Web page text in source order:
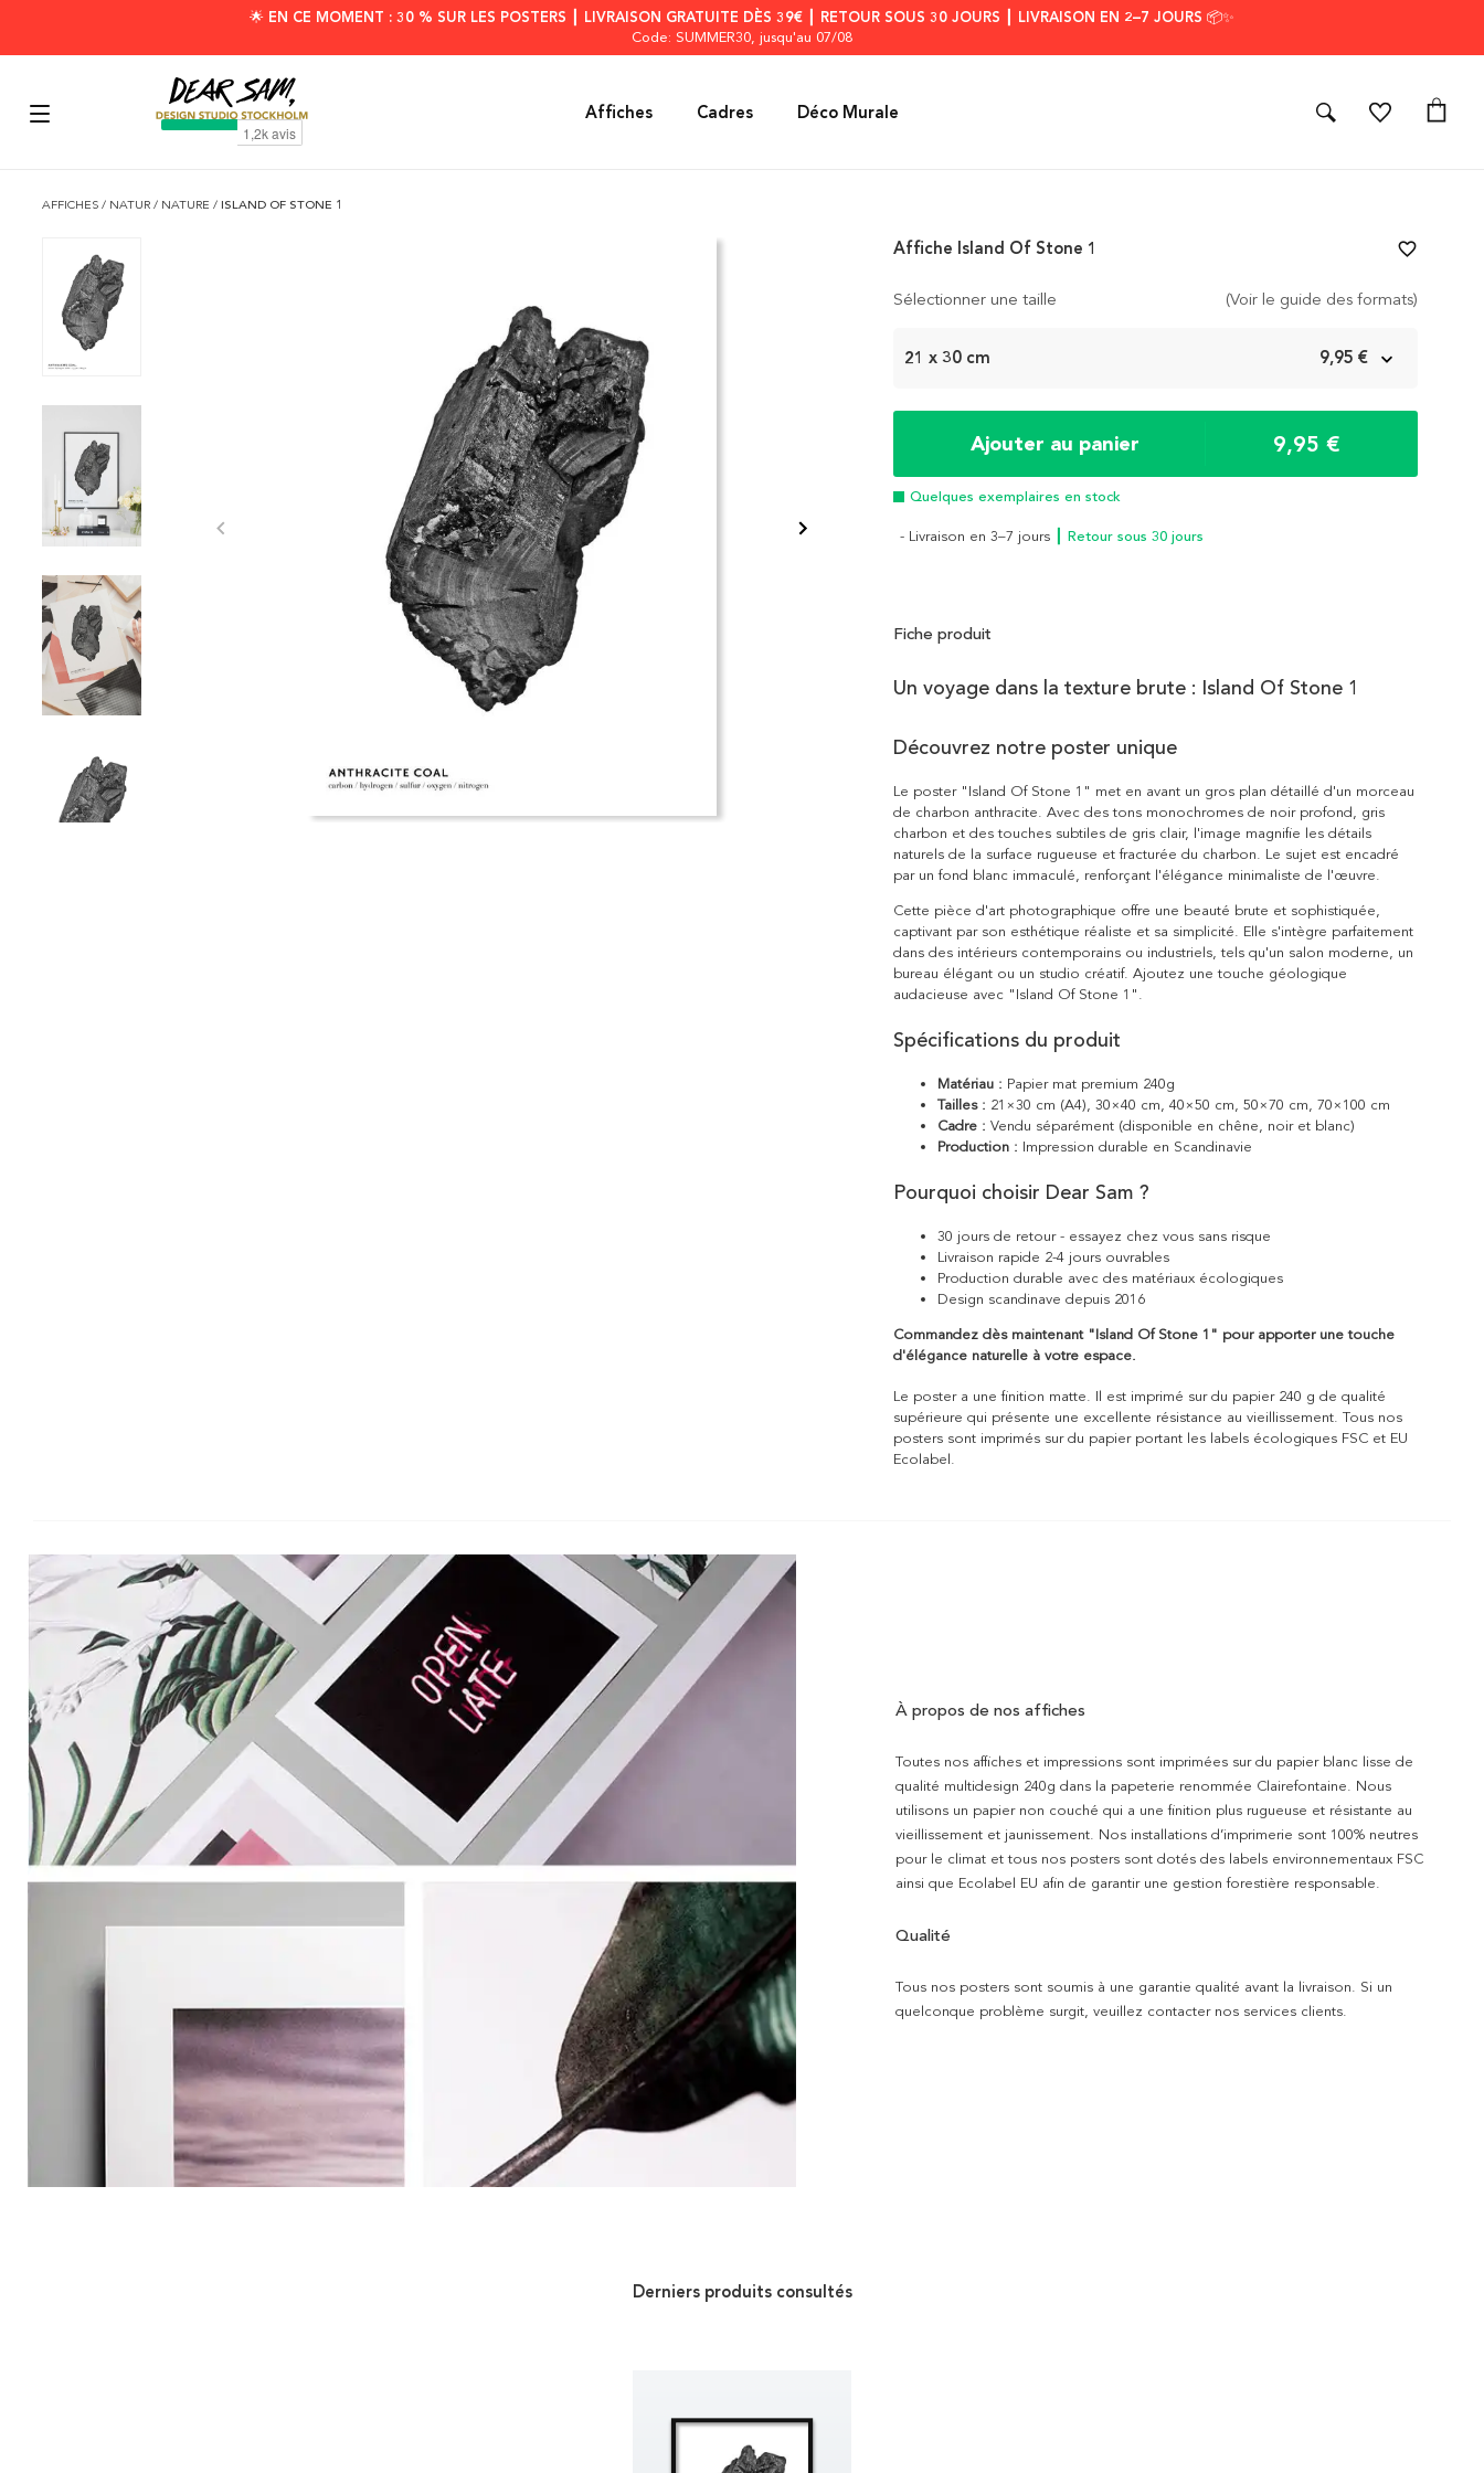
🌟 EN CE MOMENT : 30 % SUR LES POSTERS ┃ LIVRAISON GRATUITE DÈS 39€ ┃ RETOUR SOUS 30 JOURS ┃ LIVRAISON EN 2–7 JOURS 📦✨
Code: SUMMER30, jusqu'au 07/08
Affiches Cadres Déco Murale
AFFICHES / NATUR / NATURE / ISLAND OF STONE 1
Sélectionner une taille (Voir le guide des formats)
21 x 30 cm 9,95 €
Ajouter au panier 9,95 €
Quelques exemplaires en stock
- Livraison en 3–7 jours ┃ Retour sous 30 jours
Affiche Island Of Stone 1 favorite_border
Fiche produit
Un voyage dans la texture brute : Island Of Stone 1
Découvrez notre poster unique
Le poster "Island Of Stone 1" met en avant un gros plan détaillé d'un morceau
de charbon anthracite. Avec des tons monochromes de noir profond, gris
charbon et des touches subtiles de gris clair, l'image magnifie les détails
naturels de la surface rugueuse et fracturée du charbon. Le sujet est encadré
par un fond blanc immaculé, renforçant l'élégance minimaliste de l'œuvre.
Cette pièce d'art photographique offre une beauté brute et sophistiquée,
captivant par son esthétique réaliste et sa simplicité. Elle s'intègre parfaitement
dans des intérieurs contemporains ou industriels, tels qu'un salon moderne, un
bureau élégant ou un studio créatif. Ajoutez une touche géologique
audacieuse avec "Island Of Stone 1".
Spécifications du produit
Matériau : Papier mat premium 240g
Tailles : 21×30 cm (A4), 30×40 cm, 40×50 cm, 50×70 cm, 70×100 cm
Cadre : Vendu séparément (disponible en chêne, noir et blanc)
Production : Impression durable en Scandinavie
Pourquoi choisir Dear Sam ?
30 jours de retour - essayez chez vous sans risque
Livraison rapide 2-4 jours ouvrables
Production durable avec des matériaux écologiques
Design scandinave depuis 2016
Commandez dès maintenant "Island Of Stone 1" pour apporter une touche
d'élégance naturelle à votre espace.
Le poster a une finition matte. Il est imprimé sur du papier 240 g de qualité
supérieure qui présente une excellente résistance au vieillissement. Tous nos
posters sont imprimés sur du papier portant les labels écologiques FSC et EU
Ecolabel.
À propos de nos affiches
Toutes nos affiches et impressions sont imprimées sur du papier blanc lisse de
qualité multidesign 240g dans la papeterie renommée Clairefontaine. Nous
utilisons un papier non couché qui a une finition plus rugueuse et résistante au
vieillissement et jaunissement. Nos installations d’imprimerie sont 100% neutres
pour le climat et tous nos posters sont dotés des labels environnementaux FSC
ainsi que Ecolabel EU afin de garantir une gestion forestière responsable.
Qualité
Tous nos posters sont soumis à une garantie qualité avant la livraison. Si un
quelconque problème surgit, veuillez contacter nos services clients.
Derniers produits consultés